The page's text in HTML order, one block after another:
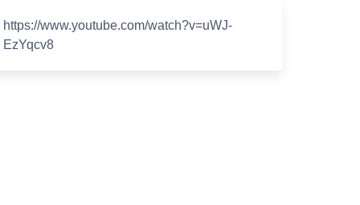
https://www.youtube.com/watch?v=uWJ-
EzYqcv8